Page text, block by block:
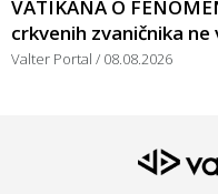
VATIKANA O
crkvenih zvaničnika
Valter Portal 08.08.2026